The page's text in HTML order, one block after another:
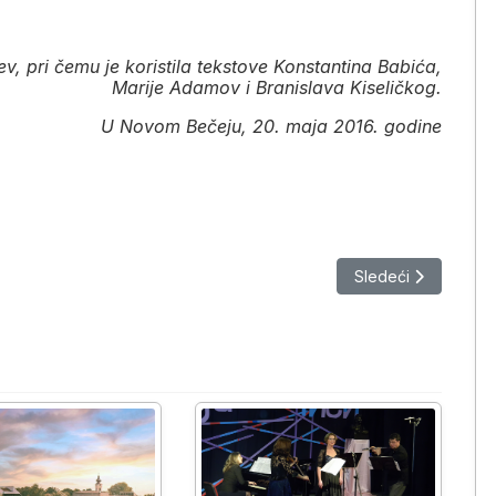
pri čemu je koristila tekstove Konstantina Babića,
Marije Adamov i Branislava Kiseličkog.
U Novom Bečeju, 20. maja 2016. godine
Sledeći članak:
Sledeći